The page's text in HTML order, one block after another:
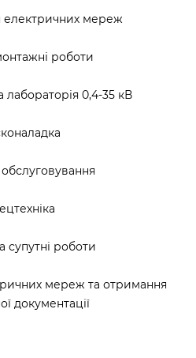
електричних мереж
роботи
лабораторія 0,4-35 кВ
супутні роботи
мереж та отримання
документації